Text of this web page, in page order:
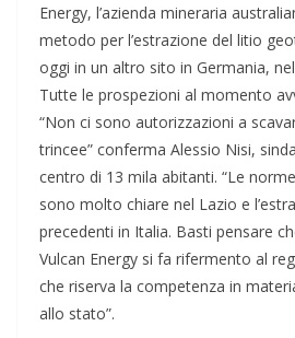
Energy, l’azienda mineraria
metodo per l’estrazione del litio
oggi in un altro sito in Germania,
Tutte le prospezioni al momento
“Non ci sono autorizzazioni a
trincee” conferma Alessio Nisi,
centro di 13 mila abitanti. “Le
sono molto chiare nel Lazio e
precedenti in Italia. Basti pensare
Vulcan Energy si fa rifermento al
che riserva la competenza in
allo stato”.